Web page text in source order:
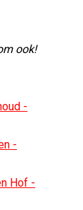
ook!
-
-
Hof -